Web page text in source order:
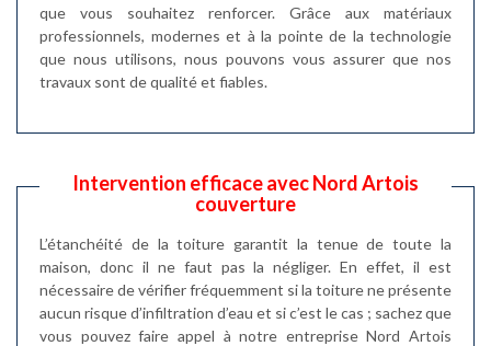
que vous souhaitez renforcer. Grâce aux matériaux
professionnels, modernes et à la pointe de la technologie
que nous utilisons, nous pouvons vous assurer que nos
travaux sont de qualité et fiables.
Intervention efficace avec Nord Artois
couverture
L’étanchéité de la toiture garantit la tenue de toute la
maison, donc il ne faut pas la négliger. En effet, il est
nécessaire de vérifier fréquemment si la toiture ne présente
aucun risque d’infiltration d’eau et si c’est le cas ; sachez que
vous pouvez faire appel à notre entreprise Nord Artois